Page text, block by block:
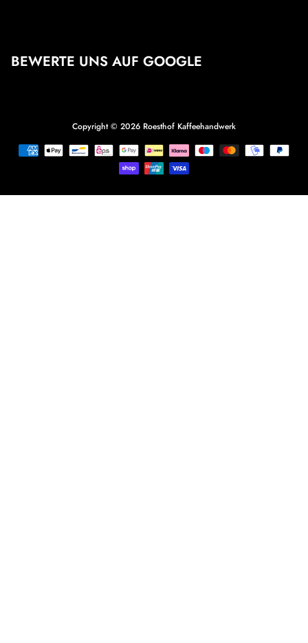
BEWERTE UNS AUF GOOGLE
Copyright © 2026 Roesthof Kaffeehandwerk
Zahlungsmethoden